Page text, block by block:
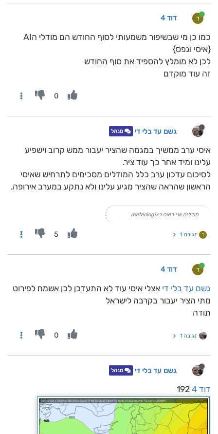
ד דוד 4
כמו כן מי שבשיפור משמעותי לסוף החודש הם מודלי הAI
{איסי וגפס}
לכן לא מומלץ להספיד את סוף החודש
זה עוד מוקדם
0
גשם עד בלי די מנהל
איסי ערב ממשיך במגמה שהציר יעבור ממש קרוב וישפיע
עלינו ומיד אחר כך עוד ציר.
לסיכום עדכון ערב כלל המודלים מסכימים לתרחיש שאיסי
הראשון שהראה שהציר מגיע עלינו ולא נתקע במערב אירופה.
מודלים אני רואה בmeteologix
ד תגובה 1 5
ד דוד 4
גשם עד בלי די אצלי איסי עוד לא התעדכן לכן אשמח לפירוט
מתי הציר יעבור בקרבה לישראל
תודה
תגובה 1 0
גשם עד בלי די מנהל
דוד 4